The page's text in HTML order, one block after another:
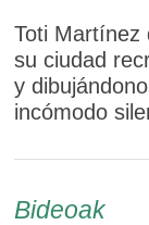
Toti Martínez
su ciudad
y
incómodo
Bideoak